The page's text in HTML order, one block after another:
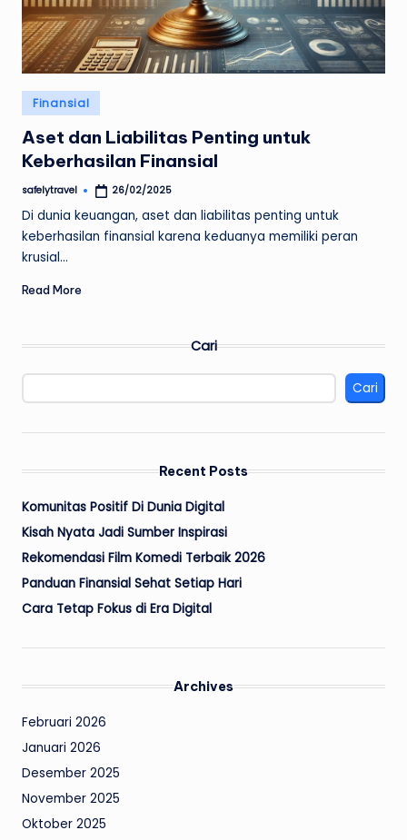
Posted
in
Finansial
Aset dan Liabilitas Penting untuk
Keberhasilan Finansial
Posted
safelytravel 26/02/2025
Di dunia keuangan, aset dan liabilitas penting untuk
keberhasilan finansial karena keduanya memiliki peran
krusial…
Read More
Cari
Cari
Recent Posts
Komunitas Positif Di Dunia Digital
Kisah Nyata Jadi Sumber Inspirasi
Rekomendasi Film Komedi Terbaik 2026
Panduan Finansial Sehat Setiap Hari
Cara Tetap Fokus di Era Digital
Archives
Februari 2026
Januari 2026
Desember 2025
November 2025
Oktober 2025